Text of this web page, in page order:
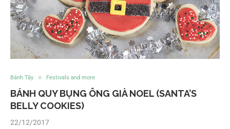
Bánh Tây Festivals and more
BÁNH QUY BỤNG ÔNG GIÀ NOEL (SANTA’S
BELLY COOKIES)
22/12/2017